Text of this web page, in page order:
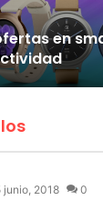
en
junio, 2018 0